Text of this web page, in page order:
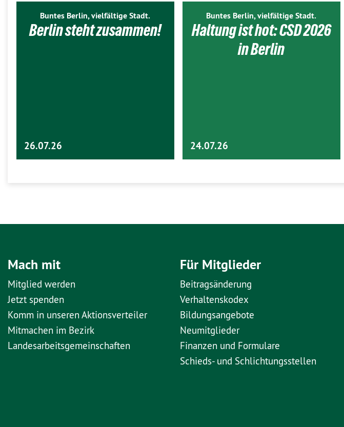
Buntes Berlin, vielfältige Stadt.
Berlin steht zusammen!
26.07.26
Buntes Berlin, vielfältige Stadt.
Haltung ist hot: CSD 2026
in Berlin
24.07.26
Mach mit
Mitglied werden
Jetzt spenden
Komm in unseren Aktionsverteiler
Mitmachen im Bezirk
Landesarbeitsgemeinschaften
Für Mitglieder
Beitragsänderung
Verhaltenskodex
Bildungsangebote
Neumitglieder
Finanzen und Formulare
Schieds- und Schlichtungsstellen